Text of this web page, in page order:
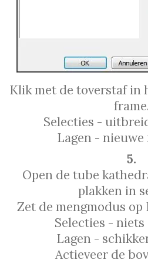
Klik met de toverstaf in
frame.
Selecties -
Lagen - nieuwe
5.
Open de tube
plakken in
Zet de mengmodus
Selecties - niets
Lagen -
Actieveer de